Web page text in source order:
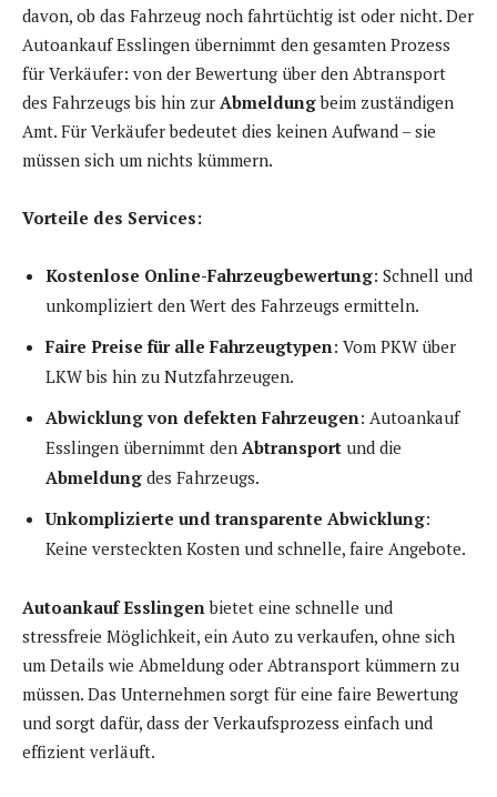
davon, ob das Fahrzeug noch fahrtüchtig ist oder nicht. Der
Autoankauf Esslingen übernimmt den gesamten Prozess
für Verkäufer: von der Bewertung über den Abtransport
des Fahrzeugs bis hin zur Abmeldungbeim zuständigen
Amt. Für Verkäufer bedeutet dies keinen Aufwand – sie
müssen sich um nichts kümmern.
Vorteile des Services:
Kostenlose Online-Fahrzeugbewertung: Schnell und
unkompliziert den Wert des Fahrzeugs ermitteln.
Faire Preise für alle Fahrzeugtypen: Vom PKW über
LKW bis hin zu Nutzfahrzeugen.
Abwicklung von defekten Fahrzeugen: Autoankauf
Esslingen übernimmt den Abtransport und die
Abmeldung des Fahrzeugs.
Unkomplizierte und transparente Abwicklung:
Keine versteckten Kosten und schnelle, faire Angebote.
Autoankauf Esslingenbietet eine schnelle und
stressfreie Möglichkeit, ein Auto zu verkaufen, ohne sich
um Details wie Abmeldung oder Abtransport kümmern zu
müssen. Das Unternehmen sorgt für eine faire Bewertung
und sorgt dafür, dass der Verkaufsprozess einfach und
effizient verläuft.